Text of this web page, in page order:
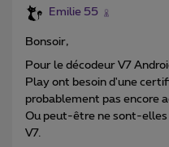
Emilie 55
Bonsoir,
Pour le décodeur V7
Play ont besoin d'une
probablement pas encore
Ou peut-être ne sont-elles
V7.